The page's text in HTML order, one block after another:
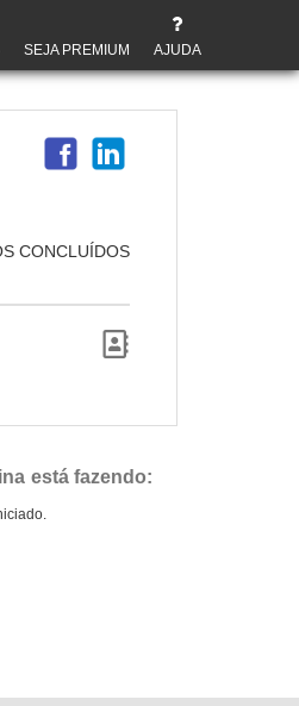
SEJA PREMIUM AJUDA
CONCLUÍDOS
está fazendo: